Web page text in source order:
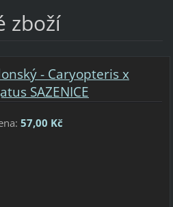
zboží
- Caryopteris x
SAZENICE
57,00 Kč